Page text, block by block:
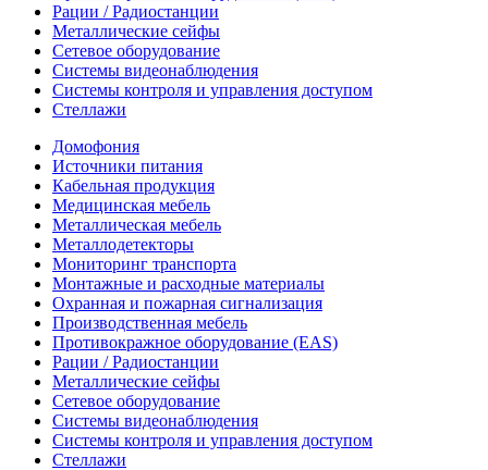
Рации / Радиостанции
Металлические сейфы
Сетевое оборудование
Системы видеонаблюдения
Системы контроля и управления доступом
Стеллажи
Домофония
Источники питания
Кабельная продукция
Медицинская мебель
Металлическая мебель
Металлодетекторы
Мониторинг транспорта
Монтажные и расходные материалы
Охранная и пожарная сигнализация
Производственная мебель
Противокражное оборудование (EAS)
Рации / Радиостанции
Металлические сейфы
Сетевое оборудование
Системы видеонаблюдения
Системы контроля и управления доступом
Стеллажи